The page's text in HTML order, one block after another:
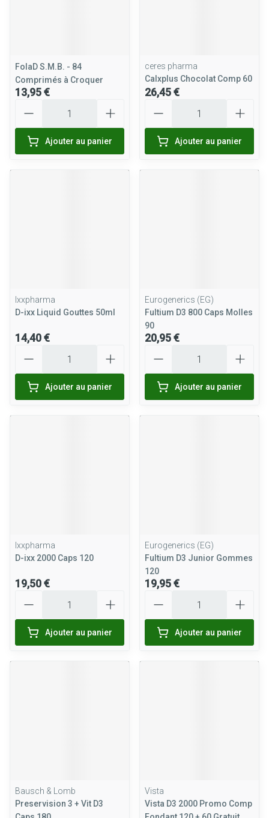
FolaD S.M.B. - 84
Comprimés à Croquer
13,95 €
Ajouter au panier
ceres pharma
Calxplus Chocolat Comp 60
26,45 €
Ajouter au panier
Ixxpharma
D-ixx Liquid Gouttes 50ml
14,40 €
Ajouter au panier
Eurogenerics (EG)
Fultium D3 800 Caps Molles
90
20,95 €
Ajouter au panier
Ixxpharma
D-ixx 2000 Caps 120
19,50 €
Ajouter au panier
Eurogenerics (EG)
Fultium D3 Junior Gommes
120
19,95 €
Ajouter au panier
Bausch & Lomb
Preservision 3 + Vit D3
Vista
Vista D3 2000 Promo Comp